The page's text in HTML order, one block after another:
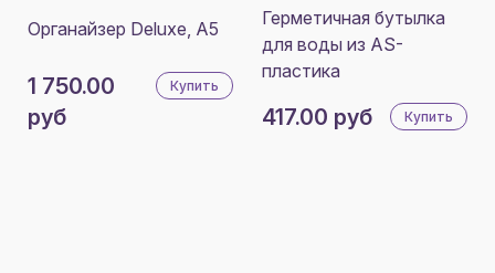
Органайзер Deluxe, A5
1 750.00
руб
Купить
Герметичная бутылка
для воды из AS-
пластика
417.00 руб Купить